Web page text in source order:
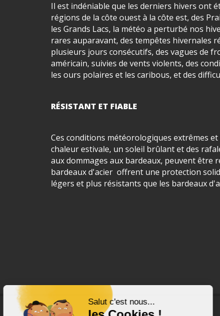
Il est indéniable que les derniers hivers ont
régions de la côte ouest à la côte est, des
les Grands Lacs, la météo a perturbé nos
rares auparavant, des tempêtes hivernales
plusieurs jours consécutifs, des vagues de
américain, suivies de vents violents, des
les ours polaires et les caribous, et des
RÉSISTANT ET FIABLE
Ces conditions météorologiques extrêmes
chaleur estivale, un soleil brûlant et des
aux dommages aux bardeaux, peuvent être
bardeaux d'acier offrent une protection
légers et plus résistants que les bardeaux